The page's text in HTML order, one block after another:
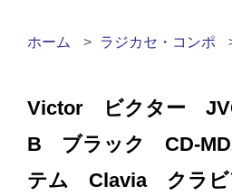
ホーム ラジカセ・コンポ
Victor ビクター
B ブラック CD-MD
テム Clavia クラビ